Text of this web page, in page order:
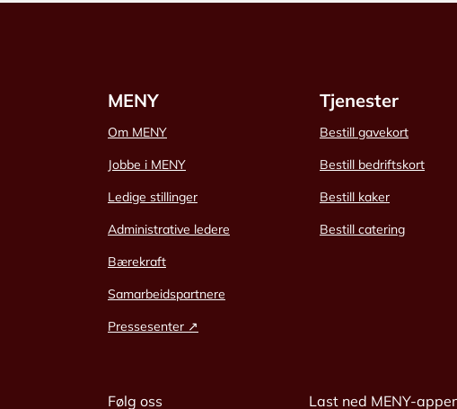
MENY
Om MENY
Jobbe i MENY
Ledige stillinger
Administrative ledere
Bærekraft
Samarbeidspartnere
Pressesenter ↗
Tjenester
Bestill gavekort
Bestill bedriftskort
Bestill kaker
Bestill catering
Følg oss Last ned MENY-